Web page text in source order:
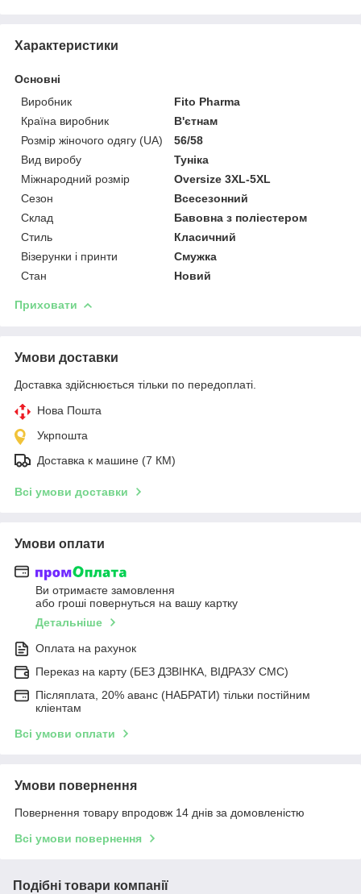
Характеристики
Основні
Виробник
Fito Pharma
Країна виробник
В'єтнам
Розмір жіночого одягу (UA)
56/58
Вид виробу
Туніка
Міжнародний розмір
Oversize 3XL-5XL
Сезон
Всесезонний
Склад
Бавовна з поліестером
Стиль
Класичний
Візерунки і принти
Смужка
Стан
Новий
Приховати
Умови доставки
Доставка здійснюється тільки по передоплаті.
Нова Пошта
Укрпошта
Доставка к машине (7 КМ)
Всі умови доставки
Умови оплати
Ви отримаєте замовлення
або гроші повернуться на вашу картку
Детальніше
Оплата на рахунок
Переказ на карту (БЕЗ ДЗВІНКА, ВІДРАЗУ СМС)
Післяплата, 20% аванс (НАБРАТИ) тільки постійним
кліентам
Всі умови оплати
Умови повернення
Повернення товару впродовж 14 днів за домовленістю
Всі умови повернення
Подібні товари компанії